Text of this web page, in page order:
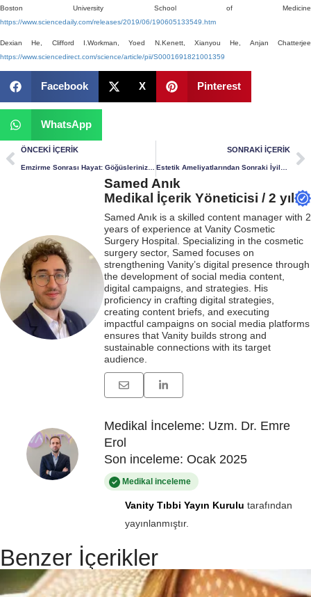
Boston University School of Medicine
https://www.sciencedaily.com/releases/2019/06/190605133549.htm
Dexian He, Clifford I.Workman, Yoed N.Kenett, Xianyou He, Anjan Chatterjee
https://www.sciencedirect.com/science/article/pii/S0001691821001359
Facebook X Pinterest
WhatsApp
ÖNCEKI İÇERIK SONRAKI İÇERIK
Samed Anık
Medikal İçerik Yöneticisi / 2 yıl
Samed Anık is a skilled content manager with 2
years of experience at Vanity Cosmetic
Surgery Hospital. Specializing in the cosmetic
surgery sector, Samed focuses on
strengthening Vanity’s digital presence through
the development of social media content,
digital campaigns, and strategies. His
proficiency in crafting digital strategies,
creating content briefs, and executing
impactful campaigns on social media platforms
ensures that Vanity builds strong and
sustainable connections with its target
audience.
Medikal İnceleme: Uzm. Dr. Emre
Erol
Son inceleme: Ocak 2025
Medikal inceleme
Vanity Tıbbi Yayın Kurulu tarafından
yayınlanmıştır.
Benzer İçerikler